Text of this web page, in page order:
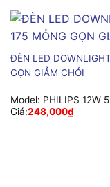
ĐÈN LED
GỌN GIẢM CHÓI
Model: PHILIPS 12W
Giá:248,000₫